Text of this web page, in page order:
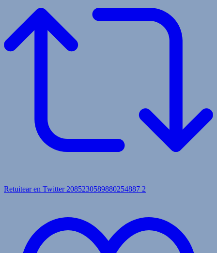
Retuitear en Twitter 2085230589880254887 2